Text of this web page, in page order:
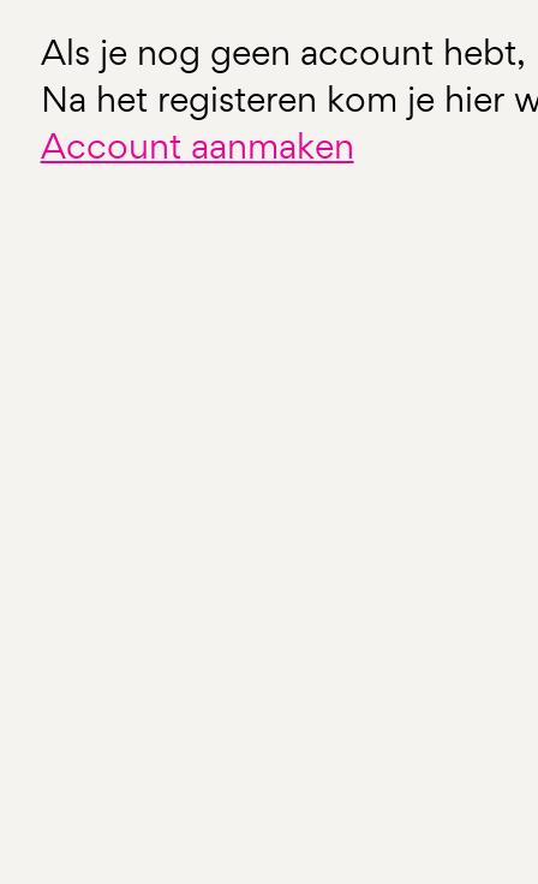
Als je nog geen account hebt,
Na het registeren kom je hier
Account aanmaken